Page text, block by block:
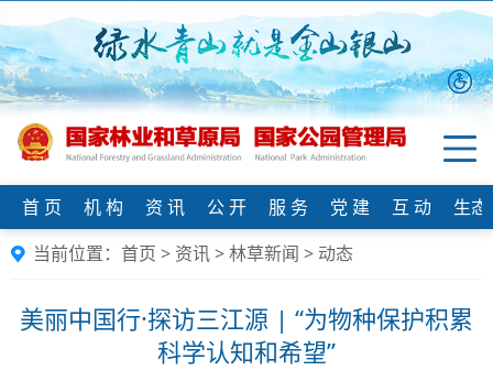
首 页 机 构 资 讯 公 开 服 务 党 建 互 动
生
当前位置： 首页 > 资讯>林草新闻 > 动态
美丽中国行·探访三江源 | “为物种保护积累
科学认知和希望”